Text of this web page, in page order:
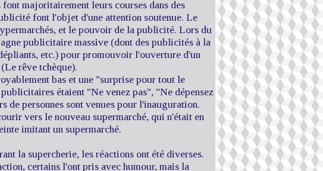
majoritairement leurs courses dans des
font l'objet d'une attention soutenue. Le
et le pouvoir de la publicité. Lors du
publicitaire massive (dont des publicités à la
etc.) pour promouvoir l'ouverture d'un
rêve tchèque).
bas et une "surprise pour tout le
étaient "Ne venez pas", "Ne dépensez
personnes sont venues pour l'inauguration.
vers le nouveau supermarché, qui n'était en
imitant un supermarché.
la supercherie, les réactions ont été diverses.
certains l'ont pris avec humour, mais la